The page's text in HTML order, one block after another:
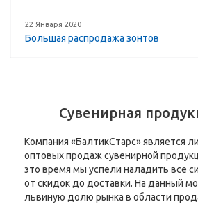
22 Января 2020
Большая распродажа зонтов
Сувенирная
Компания «БалтикСтарс» является
оптовых продаж сувенирной
это время мы успели наладить все
от скидок до доставки. На данный
львиную долю рынка в области